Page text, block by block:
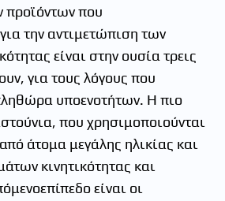
προϊόντων που
την αντιμετώπιση των
είναι στην ουσία τρεις
για τους λόγους που
υποενοτήτων. Η πιο
που χρησιμοποιούνται
άτομα μεγάλης ηλικίας και
κινητικότητας και
είναι οι